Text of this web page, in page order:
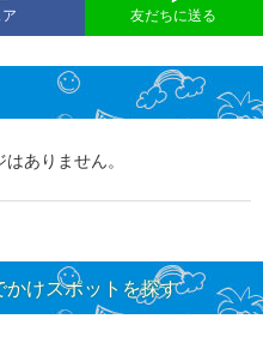
友だちに送る
ありません。
けスポットを探す